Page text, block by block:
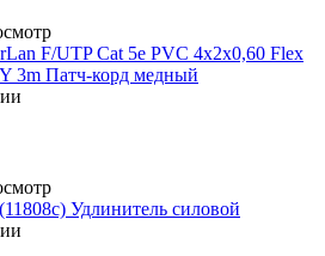
F/UTP Cat 5e PVC 4х2х0,60 Flex
3m Патч-корд медный
Удлинитель силовой